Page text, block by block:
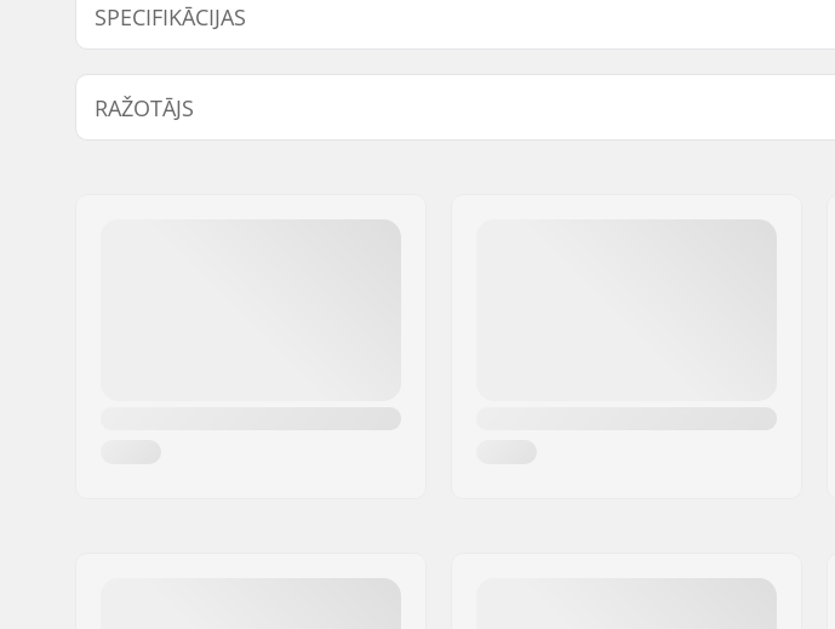
SPECIFIKĀCIJAS
BMX disciplīna:
Freestyle BMX, Race BMX
Vārsta tips:
Riteņa diametrs:
18"
RAŽOTĀJS